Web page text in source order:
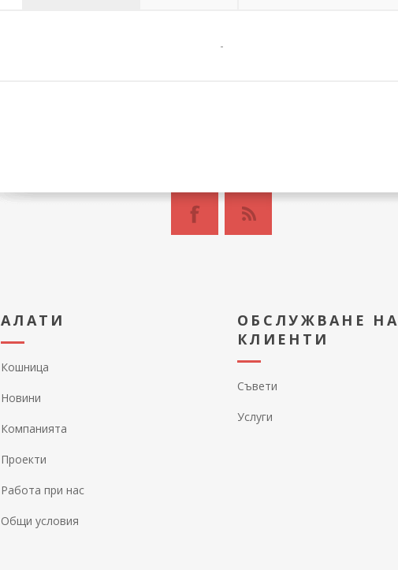
-
АЛАТИ
Кошница
Новини
Компанията
Проекти
Работа при нас
Общи условия
ОБСЛУЖВАНЕ НА
КЛИЕНТИ
Съвети
Услуги